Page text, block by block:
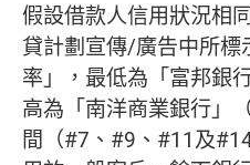
假設借款人信用狀況相
貸計劃宣傳/廣告中所標
率」，最低為「富邦銀
高為「南洋商業銀行」
間（#7、#9、#11及